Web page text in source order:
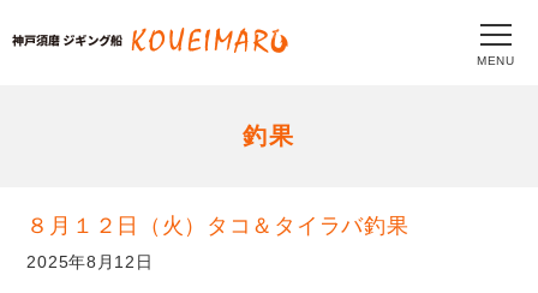
MENU
釣果
８月１２日（火）タコ＆タイラバ釣果
2025年8月12日